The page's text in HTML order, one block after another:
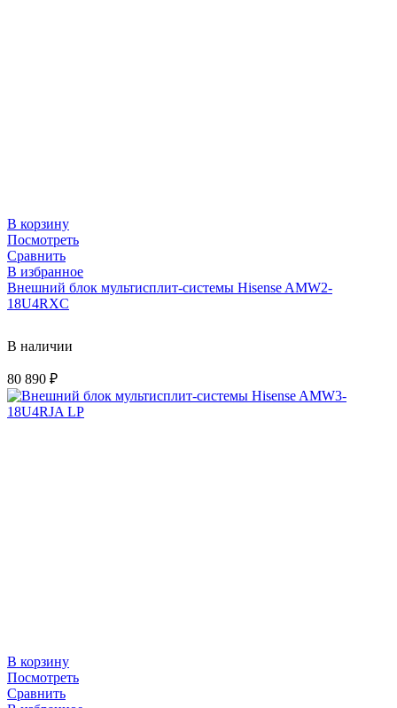
В корзину
Посмотреть
Сравнить
В избранное
Внешний блок мультисплит-системы Hisense AMW2-
18U4RXC
В наличии
80 890 ₽
В корзину
Посмотреть
Сравнить